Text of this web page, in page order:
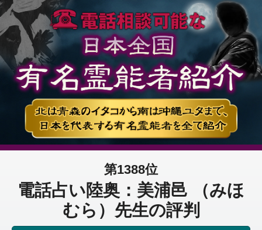
第1388位
電話占い陸奥：美浦邑 （みほ
むら）先生の評判